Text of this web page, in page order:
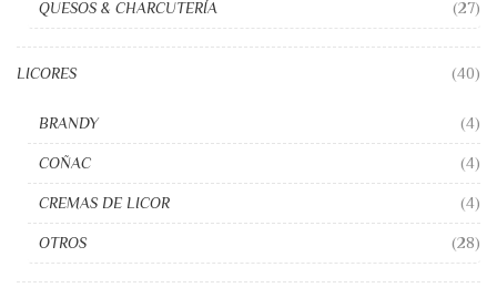
QUESOS & CHARCUTERÍA (27)
LICORES (40)
BRANDY (4)
COÑAC (4)
CREMAS DE LICOR (4)
OTROS (28)